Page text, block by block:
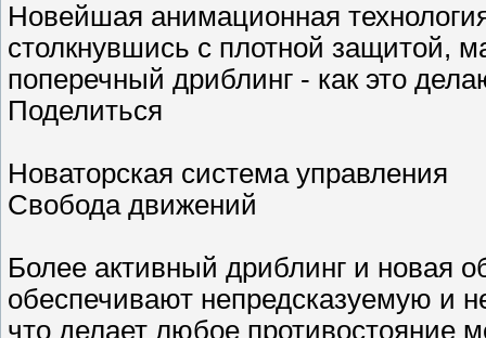
Новейшая анимационная
столкнувшись с плотной защитой,
поперечный дриблинг - как это
Поделиться
Новаторская система управления
Свобода движений
Более активный дриблинг и новая
обеспечивают непредсказуемую и
что делает любое противостояние